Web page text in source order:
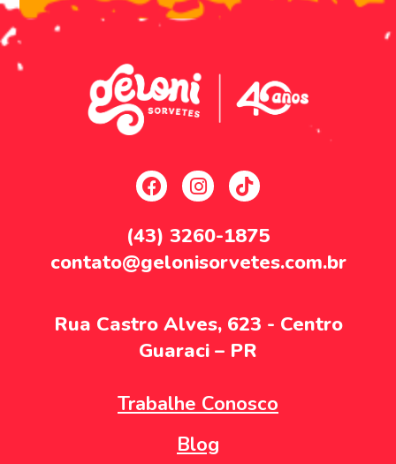
(43) 3260-1875
contato@gelonisorvetes.com.br
Rua Castro Alves, 623 - Centro
Guaraci – PR
Trabalhe Conosco
Blog